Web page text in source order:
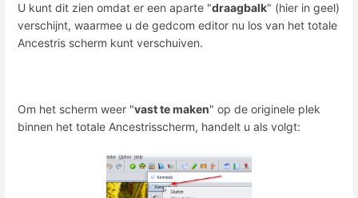
U kunt dit zien omdat er een aparte "draagbalk" (hier in geel)
verschijnt, waarmee u de gedcom editor nu los van het totale
Ancestris scherm kunt verschuiven.
Om het scherm weer "vast te maken" op de originele plek
binnen het totale Ancestrisscherm, handelt u als volgt: